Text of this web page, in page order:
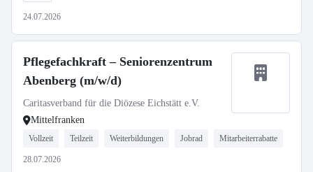
24.07.2026
Pflegefachkraft – Seniorenzentrum
Abenberg (m/w/d)
Caritasverband für die Diözese Eichstätt e.V.
Mittelfranken
Vollzeit Teilzeit Weiterbildungen Jobrad Mitarbeiterrabatte
28.07.2026